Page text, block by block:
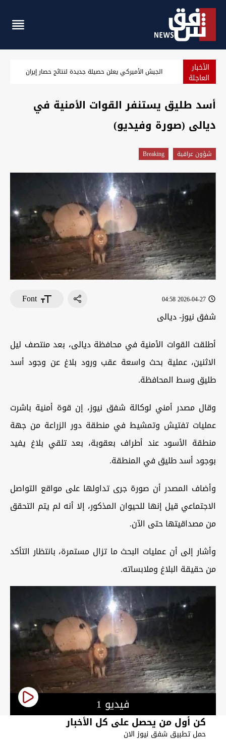
الأخبار
العاجلة الجيش الأميركي يعلن حصيلة جديدة لنتائج حصار إيران
أسد طليق يستنفر القوات الأمنية في
ديالى (صورة وفيديو)
شؤون عراقية Breaking
2026-04-27 04:58
Font
شفق نيوز- ديالى
أطلقت القوات الأمنية في محافظة ديالى، بعد منتصف ليل
الاثنين، عملية بحث واسعة عقب ورود بلاغ عن وجود أسد
طليق وسط المحافظة.
وقال مصدر أمني لوكالة شفق نيوز، إن قوة أمنية باشرت
عمليات تفتيش وتمشيط في منطقة دور الزراعة من جهة
منطقة الأسود عند أطراف بعقوبة، بعد تلقي بلاغ يفيد
بوجود أسد طليق في المنطقة.
وأضاف المصدر أن صورة جرى تداولها على مواقع التواصل
الاجتماعي قيل إنها للحيوان المذكور، إلا أنه لم يتم التحقق
من مصداقيتها حتى الآن.
وأشار إلى أن عمليات البحث ما تزال مستمرة، بانتظار التأكد
من حقيقة البلاغ وملابساته.
فيديو 1
كن أول من يحصل على كل الأخبار
حمل تطبيق شفق نيوز الان